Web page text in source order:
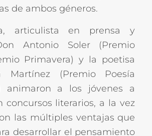
de ambos géneros.
articulista en prensa y
Antonio Soler (Premio
Primavera) y la poetisa
Martínez (Premio Poesía
animaron a los jóvenes a
concursos literarios, a la vez
las múltiples ventajas que
desarrollar el pensamiento